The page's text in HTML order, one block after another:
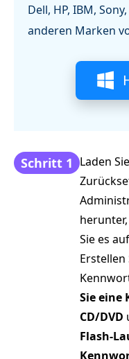
Dell, HP, IBM,
anderen Marken
Schritt 1 Laden
Sie es
Erstellen
Sie eine
CD/DVD
Flash-